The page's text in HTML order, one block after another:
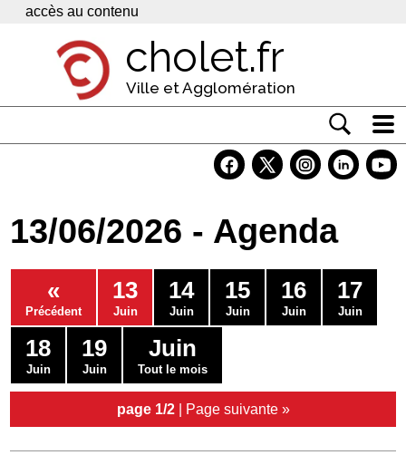
Panneau de gestion des cookies
accès au contenu
cholet.fr
Ville et Agglomération
Economie
Services
Contacts
13/06/2026 - Agenda
«
Précédent
13
Juin
14
Juin
15
Juin
16
Juin
17
Juin
18
Juin
19
Juin
Juin
Tout le mois
page 1/2| Page suivante »